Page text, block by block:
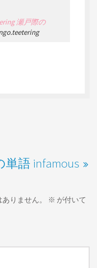
瀬戸際の
単語 infamous
りません。 ※ が付いて